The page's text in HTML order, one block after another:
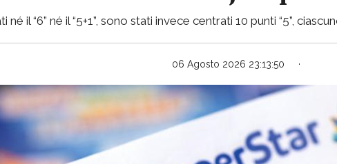
il “6” né il “5+1”, sono stati invece centrati 10 punti “5”,
06 Agosto 2026 23:13:50